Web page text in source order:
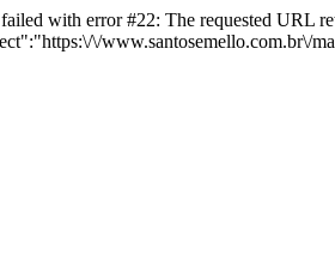
with error #22: The requested URL
\/www.santosemello.com.br\/